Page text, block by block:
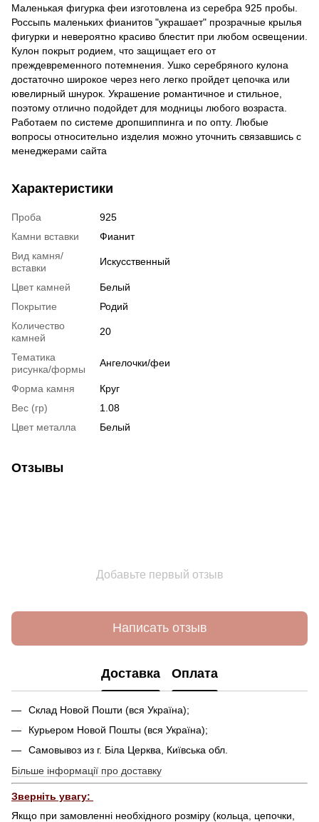
Маленькая фигурка феи изготовлена из серебра 925 пробы.
Россыпь маленьких фианитов "украшает" прозрачные крылья
фигурки и невероятно красиво блестит при любом освещении.
Кулон покрыт родием, что защищает его от
преждевременного потемнения. Ушко серебряного кулона
достаточно широкое через него легко пройдет цепочка или
ювелирный шнурок. Украшение романтичное и стильное,
поэтому отлично подойдет для модницы любого возраста.
Работаем по системе дропшиппинга и по опту. Любые
вопросы относительно изделия можно уточнить связавшись с
менеджерами сайта
Характеристики
Проба
925
Камни вставки
Фианит
Вид камня/
вставки
Искусственный
Цвет камней
Белый
Покрытие
Родий
Количество
камней
20
Тематика
рисунка/формы
Ангелочки/феи
Форма камня
Круг
Вес (гр)
1.08
Цвет металла
Белый
Отзывы
Добавьте первый отзыв
Написать отзыв
Доставка Оплата
Склад Новой Пошти (вся Україна);
Курьером Новой Пошты (вся Україна);
Самовывоз из г. Біла Церква, Київська обл.
Більше інформації про доставку
Зверніть увагу:
Якщо при замовленні необхідного розміру (кольца, цепочки,